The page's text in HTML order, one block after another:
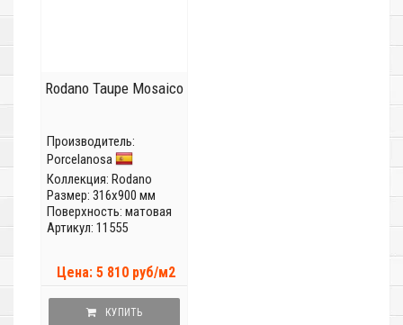
Rodano Taupe Mosaico
Производитель:
Porcelanosa
Коллекция: Rodano
Размер: 316x900 мм
Поверхность: матовая
Артикул: 11555
Цена: 5 810 руб/м2
КУПИТЬ